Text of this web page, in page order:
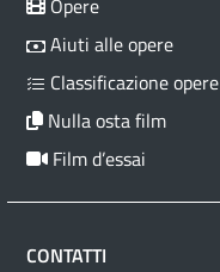
Opere
Aiuti alle opere
Classificazione opere
Nulla osta film
Film d’essai
CONTATTI